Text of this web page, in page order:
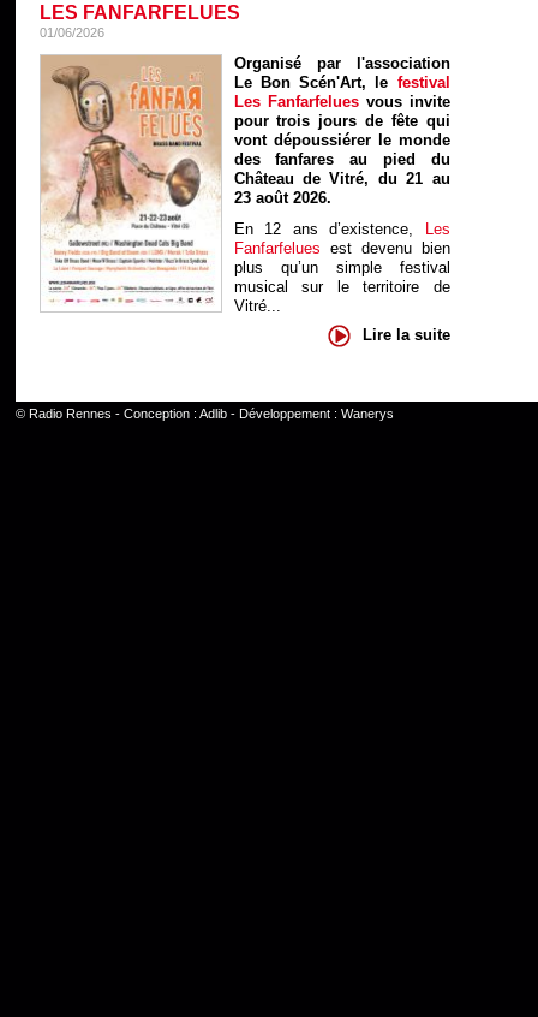
LES FANFARFELUES
01/06/2026
Organisé par l'association
Le Bon Scén'Art, le festival
Les Fanfarfelues vous invite
pour trois jours de fête qui
vont dépoussiérer le monde
des fanfares au pied du
Château de Vitré, du 21 au
23 août 2026.
En 12 ans d’existence, Les
Fanfarfelues est devenu bien
plus qu’un simple festival
musical sur le territoire de
Vitré...
Lire la suite
© Radio Rennes - Conception : Adlib- Développement : Wanerys